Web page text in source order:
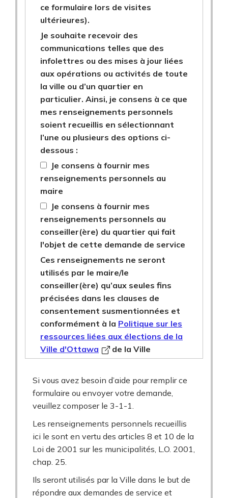
ce formulaire lors de visites
ultérieures).
Je souhaite recevoir des
communications telles que des
infolettres ou des mises à jour liées
aux opérations ou activités de toute
la ville ou d’un quartier en
particulier. Ainsi, je consens à ce que
mes renseignements personnels
soient recueillis en sélectionnant
l’une ou plusieurs des options ci-
dessous :
Je consens à fournir mes
renseignements personnels au
maire
Je consens à fournir mes
renseignements personnels au
conseiller(ère) du quartier qui fait
l'objet de cette demande de service
Ces renseignements ne seront
utilisés par le maire/le
conseiller(ère) qu’aux seules fins
précisées dans les clauses de
consentement susmentionnées et
conformément à la Politique sur les
ressources liées aux élections de la
Ville d'Ottawa
de la Ville
Si vous avez besoin d’aide pour remplir ce
formulaire ou envoyer votre demande,
veuillez composer le 3-1-1.
Les renseignements personnels recueillis
ici le sont en vertu des articles 8 et 10 de la
Loi de 2001 sur les municipalités, L.O. 2001,
chap. 25.
Ils seront utilisés par la Ville dans le but de
répondre aux demandes de service et